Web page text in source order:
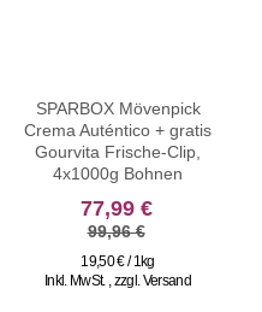
SPARBOX Mövenpick
Crema Auténtico + gratis
Gourvita Frische-Clip,
4x1000g Bohnen
sonderangebot
77,99 €
99,96 €
19,50 € / 1kg
Inkl. MwSt. zzgl. Versand